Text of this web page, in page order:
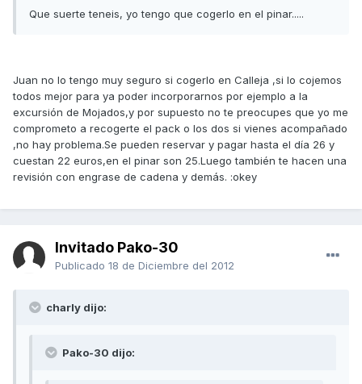
Que suerte teneis, yo tengo que cogerlo en el pinar.....
Juan no lo tengo muy seguro si cogerlo en Calleja ,si lo cojemos
todos mejor para ya poder incorporarnos por ejemplo a la
excursión de Mojados,y por supuesto no te preocupes que yo me
comprometo a recogerte el pack o los dos si vienes acompañado
,no hay problema.Se pueden reservar y pagar hasta el día 26 y
cuestan 22 euros,en el pinar son 25.Luego también te hacen una
revisión con engrase de cadena y demás. :okey
Invitado Pako-30
Publicado 18 de Diciembre del 2012
charly dijo:
Pako-30 dijo: